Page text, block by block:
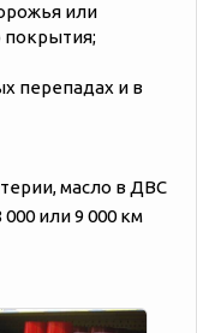
или
покрытия;
перепадах и в
масло в ДВС
или 9 000 км